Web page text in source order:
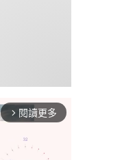
arrow_forward_ios 閱讀更多